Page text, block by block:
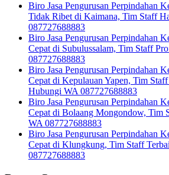
Biro Jasa Pengurusan Perpindahan
Tidak Ribet di Kaimana, Tim Staff
087727688883
Biro Jasa Pengurusan Perpindahan
Cepat di Subulussalam, Tim Staff
087727688883
Biro Jasa Pengurusan Perpindahan
Cepat di Kepulauan Yapen, Tim
Hubungi WA 087727688883
Biro Jasa Pengurusan Perpindahan
Cepat di Bolaang Mongondow, Tim
WA 087727688883
Biro Jasa Pengurusan Perpindahan
Cepat di Klungkung, Tim Staff
087727688883